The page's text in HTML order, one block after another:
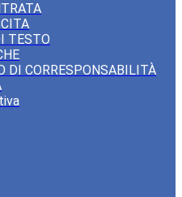
TESTO
DI CORRESPONSABILITÀ